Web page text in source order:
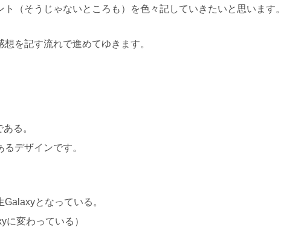
（そうじゃないところも）を色々記していきたいと思います。
を記す流れで進めてゆきます。
る。
デザインです。
となっている。
に変わっている）